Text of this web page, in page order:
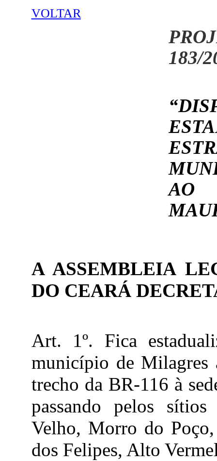
VOLTAR
183/
A ASSEMBLEIA
DO CEARÁ
Art. 1º. Fica
município de
trecho da BR-116 à
passando pelos
Velho, Morro do
dos Felipes, Alto